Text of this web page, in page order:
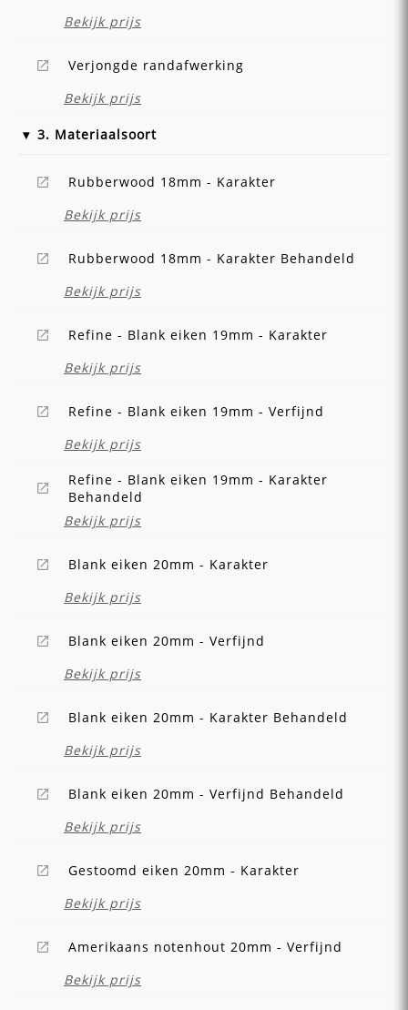
Bekijk prijs
Verjongde randafwerking
Bekijk prijs
3. Materiaalsoort
Rubberwood 18mm - Karakter
Bekijk prijs
Rubberwood 18mm - Karakter Behandeld
Bekijk prijs
Refine - Blank eiken 19mm - Karakter
Bekijk prijs
Refine - Blank eiken 19mm - Verfijnd
Bekijk prijs
Refine - Blank eiken 19mm - Karakter
Behandeld
Bekijk prijs
Blank eiken 20mm - Karakter
Bekijk prijs
Blank eiken 20mm - Verfijnd
Bekijk prijs
Blank eiken 20mm - Karakter Behandeld
Bekijk prijs
Blank eiken 20mm - Verfijnd Behandeld
Bekijk prijs
Gestoomd eiken 20mm - Karakter
Bekijk prijs
Amerikaans notenhout 20mm - Verfijnd
Bekijk prijs